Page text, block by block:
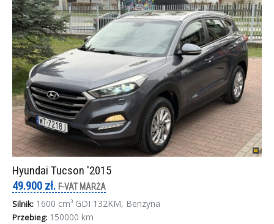
Hyundai Tucson '2015
49.900 zł. F-VAT MARŻA
Silnik: 1600 cm³ GDI 132KM, Benzyna
Przebieg: 150000 km